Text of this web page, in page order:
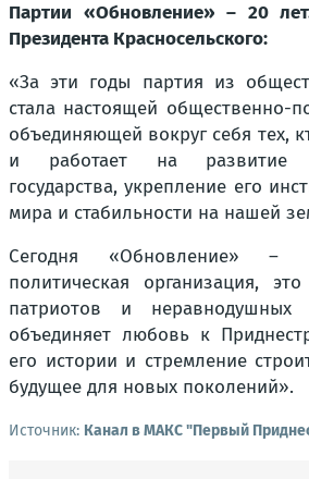
Партии «Обновление» – 20
Президента Красносельского:
«За эти годы партия из
стала настоящей общественно-
объединяющей вокруг себя тех,
и работает на развитие
государства, укрепление его
мира и стабильности на нашей
Сегодня «Обновление»
политическая организация,
патриотов и неравнодушных
объединяет любовь к
его истории и стремление
будущее для новых поколений».
Источник: Канал в МАКС "Первый